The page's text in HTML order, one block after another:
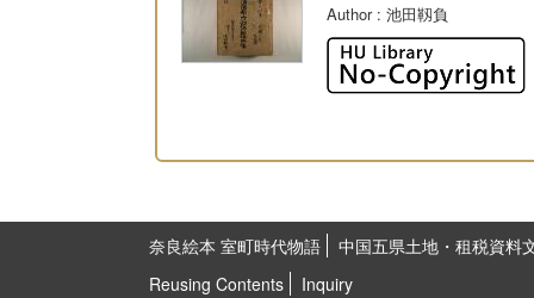
Author: 池田靱負
奈良絵本 室町時代物語
中国五県土地・租税資料
Reusing Contents
Inquiry